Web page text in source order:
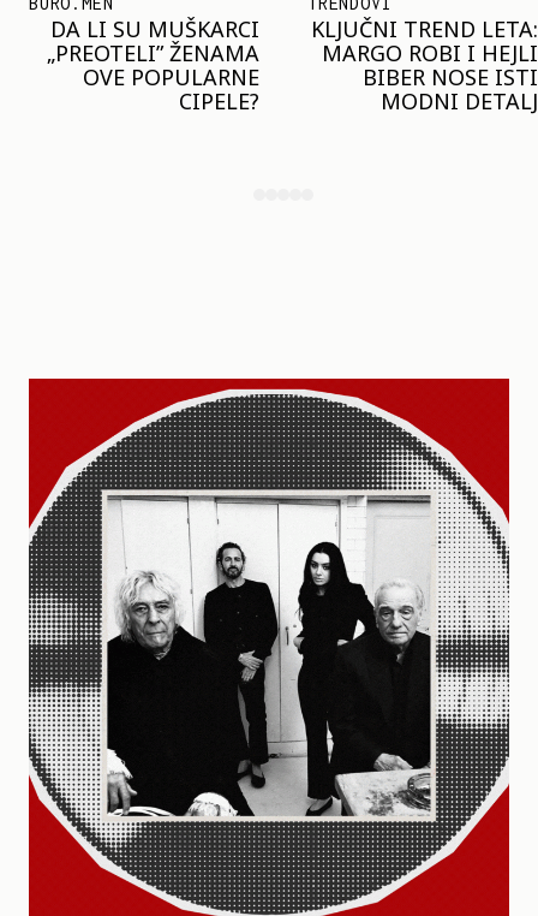
DA LI SU MUŠKARCI
„PREOTELI” ŽENAMA
OVE POPULARNE
CIPELE?
KLJUČNI TREND LETA:
MARGO ROBI I HEJLI
BIBER NOSE ISTI
MODNI DETALJ